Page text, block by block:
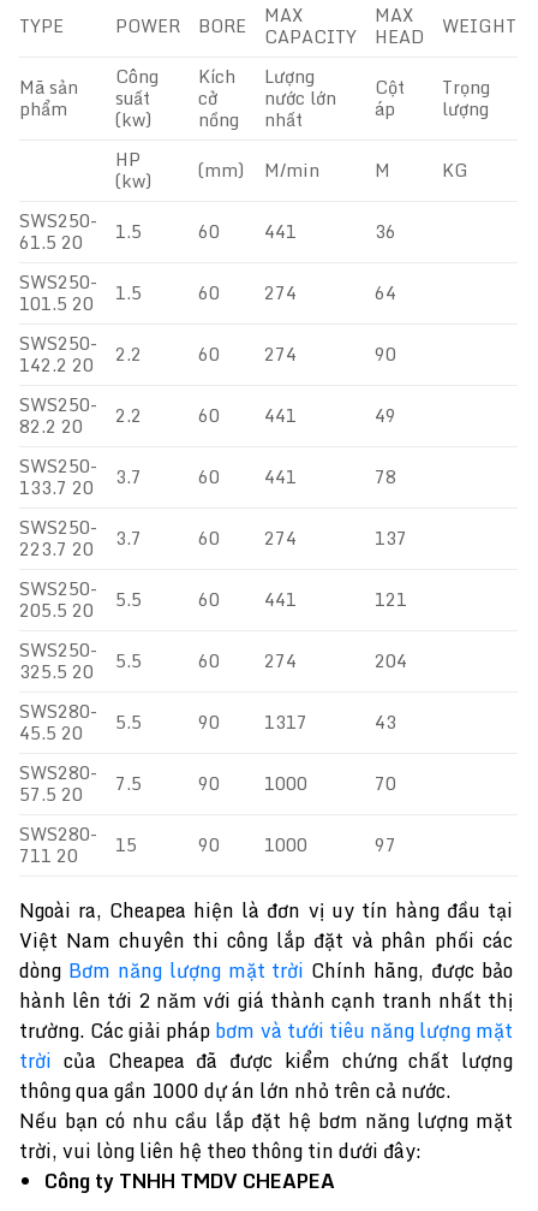
TYPE POWER BORE MAX
CAPACITY
MAX
HEAD WEIGHT
Mã sản
phẩm
Công
suất
(kw)
Kích
cở
nồng
Lượng
nước lớn
nhất
Cột
áp
Trọng
lượng
HP
(kw) (mm) M/min M
KG
SWS250-
61.5 20 1.5 60 441
36
SWS250-
101.5 20 1.5 60 274
64
SWS250-
142.2 20 2.2 60 274
90
SWS250-
82.2 20 2.2 60 441
49
SWS250-
133.7 20 3.7 60 441
78
SWS250-
223.7 20 3.7 60 274
137
SWS250-
205.5 20 5.5 60 441
121
SWS250-
325.5 20 5.5 60 274
204
SWS280-
45.5 20 5.5 90 1317
43
SWS280-
57.5 20 7.5 90 1000
70
SWS280-
711 20 15 90 1000 97
Ngoài ra, Cheapea hiện là đơn vị uy tín hàng đầu tại
Việt Nam chuyên thi công lắp đặt và phân phối các
dòng Bơm năng lượng mặt trời Chính hãng, được bảo
hành lên tới 2 năm với giá thành cạnh tranh nhất thị
trường. Các giải phápbơm và tưới tiêu năng lượng mặt
trời của Cheapea đã được kiểm chứng chất lượng
thông qua gần 1000 dự án lớn nhỏ trên cả nước.
Nếu bạn có nhu cầu lắp đặt hệ bơm năng lượng mặt
trời, vui lòng liên hệ theo thông tin dưới đây:
Công ty TNHH TMDV CHEAPEA